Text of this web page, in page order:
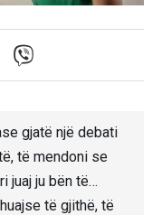
gjatë një debati
të mendoni se
juaj ju bën të…
të gjithë, të